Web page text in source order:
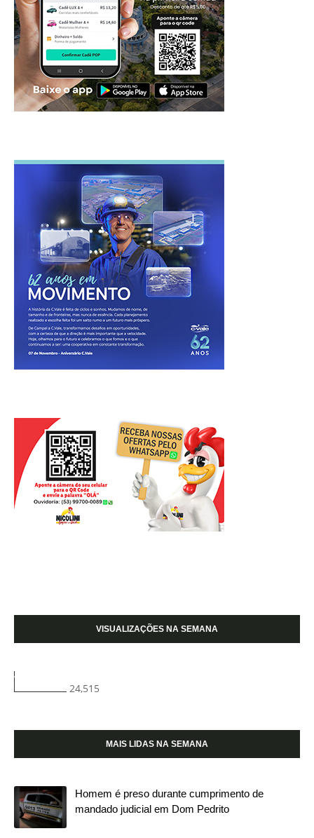
VISUALIZAÇÕES NA SEMANA
24,515
MAIS LIDAS NA SEMANA
Homem é preso durante cumprimento de
mandado judicial em Dom Pedrito